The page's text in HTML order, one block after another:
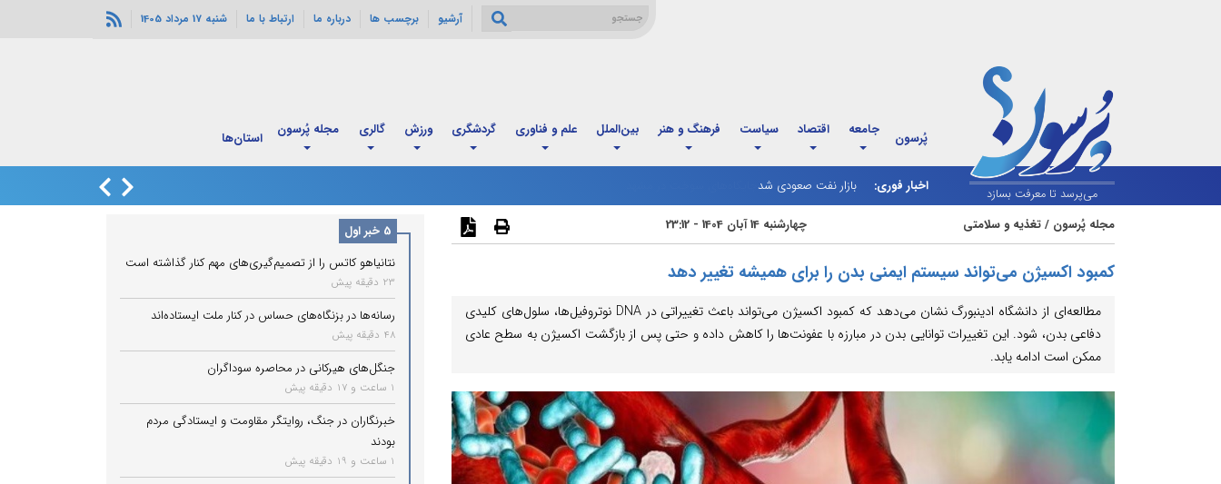
آرشیو برچسب ها درباره ما ارتباط با ما شنبه 17 مرداد 1405
می‌پرسد تا معرفت بسازد
پُرسون جامعه اقتصاد سیاست فرهنگ و هنر بین‌الملل علم و فناوری گردشگری ورزش گالری مجله پُرسون استان‌ها
اخبار فوری:
بازار نفت صعودی شد
مجله پُرسون /تغذیه و سلامتی چهارشنبه 14 آبان 1404 - 23:12
کمبود اکسیژن می‌تواند سیستم ایمنی بدن را برای همیشه تغییر دهد
مطالعه‌ای از دانشگاه ادینبورگ نشان می‌دهد که کمبود اکسیژن می‌تواند باعث تغییراتی در DNA نوتروفیل‌ها، سلول‌های کلیدی
دفاعی بدن، شود. این تغییرات توانایی بدن در مبارزه با عفونت‌ها را کاهش داده و حتی پس از بازگشت اکسیژن به سطح عادی
ممکن است ادامه یابد.
5 خبر اول
نتانیاهو کاتس را از تصمیم‌گیری‌های مهم کنار گذاشته است
23 دقیقه پیش
رسانه‌ها در بزنگاه‌های حساس در کنار ملت ایستاده‌اند
48 دقیقه پیش
جنگل‌های هیرکانی در محاصره سوداگران
1 ساعت و 17 دقیقه پیش
خبرنگاران در جنگ، روایتگر مقاومت و ایستادگی مردم
بودند
1 ساعت و 19 دقیقه پیش